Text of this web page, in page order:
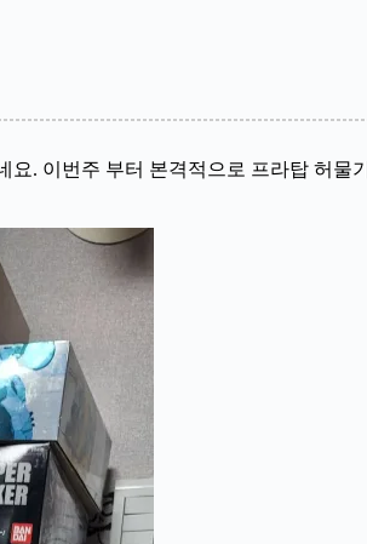
. 이번주 부터 본격적으로 프라탑 허물